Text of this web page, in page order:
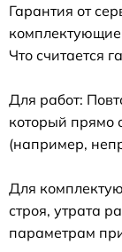
Гарантия от
Что считается
Для работ:
который прямо
(например,
Для
строя, утрата
параметрам